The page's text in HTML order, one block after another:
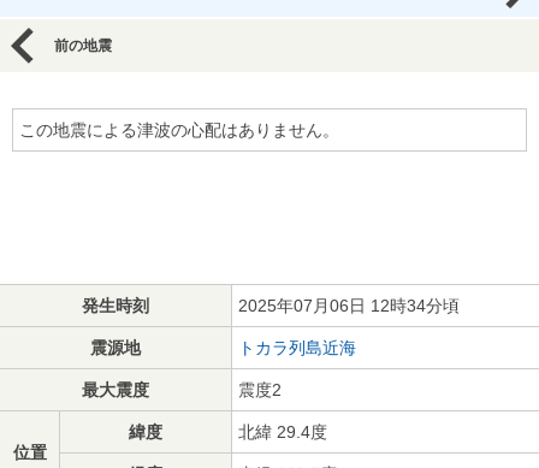
前の地震
この地震による津波の心配はありません。
発生時刻 2025年07月06日 12時34分頃
震源地 トカラ列島近海
最大震度 震度2
位置
緯度 北緯 29.4度